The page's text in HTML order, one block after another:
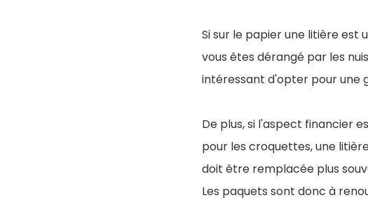
Si sur le papier une litière
vous êtes dérangé par les
intéressant d'opter pour une
De plus, si l'aspect financier
pour les croquettes, une
doit être remplacée plus
Les paquets sont donc à